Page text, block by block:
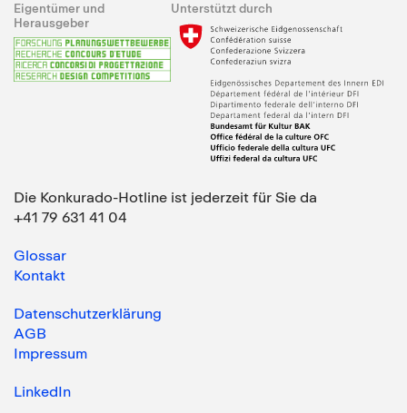
Eigentümer und
Herausgeber
Unterstützt durch
Die Konkurado-Hotline ist jederzeit für Sie da
+41 79 631 41 04
Glossar
Kontakt
Datenschutzerklärung
AGB
Impressum
LinkedIn